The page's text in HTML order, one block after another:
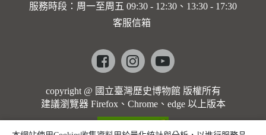
服務時段：周一至周五 09:30 - 12:30、13:30 - 17:30
客服信箱
Facebookinstagramyoutube
copyright @ 國立臺灣歷史博物館 版權所有
建議瀏覽器 Firefox、Chrome、edge 以上版本